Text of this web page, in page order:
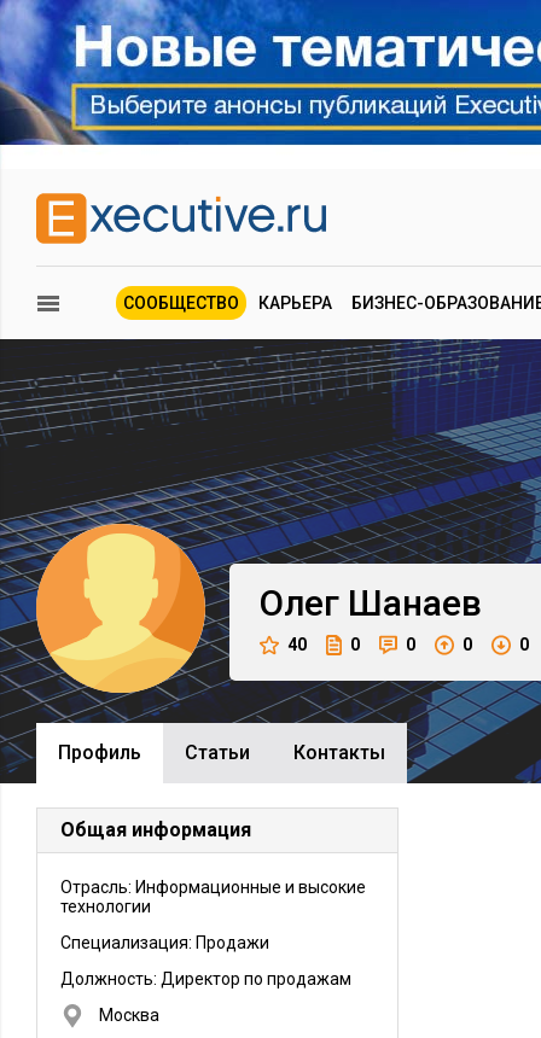
СООБЩЕСТВО КАРЬЕРА БИЗНЕС-
Олег Шанаев
40 0 0 0 0
Профиль Cтатьи Контакты
Общая информация
Отрасль: Информационные и высокие
технологии
Специализация: Продажи
Должность: Директор по продажам
Москва